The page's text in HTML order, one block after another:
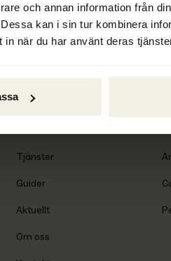
och annan information från
kan i sin tur kombinera
när du har använt deras
Tjänster
Guider
Aktuellt
Om oss